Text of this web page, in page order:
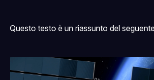
Questo testo è un riassunto del